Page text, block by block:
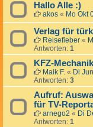
Hallo Alle :)
akos « Mo Okt
Verlag für
Reisefieber «
Antworten: 1
KFZ-
Maik F. « Di
Antworten: 3
Aufruf:
für TV-
arnego2 « Di
Antworten: 1